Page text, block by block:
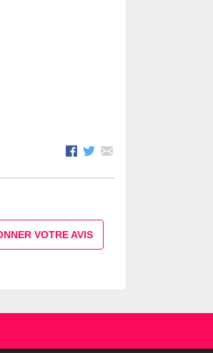
VOTRE AVIS